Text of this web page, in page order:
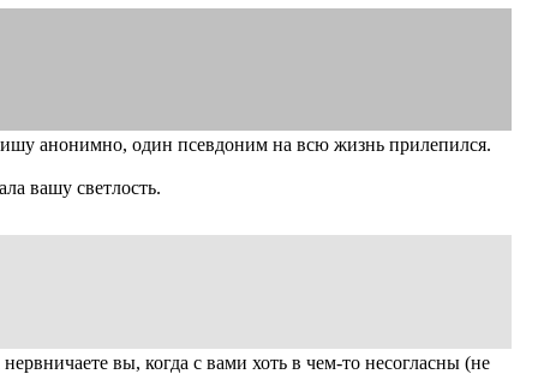
анонимно, один псевдоним на всю жизнь прилепился.
вашу светлость.
вы, когда с вами хоть в чем-то несогласны (не